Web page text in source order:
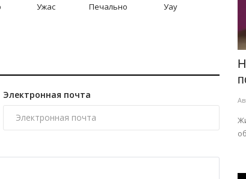
Ужас Печально Уау
Электронная почта
врачам узкого профиля
Авг 5, 2026 0 228
Из процедуры исключили лишний этап.